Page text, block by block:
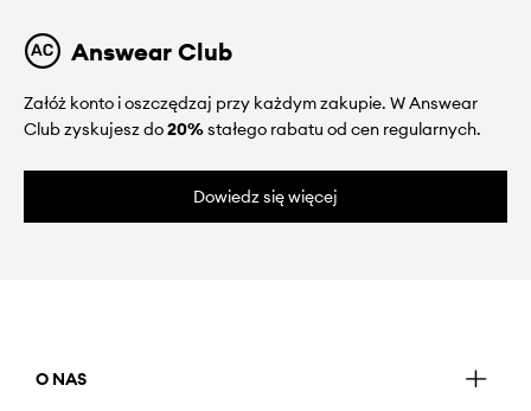
Answear Club
Załóż konto i oszczędzaj przy każdym zakupie. W Answear
Club zyskujesz do20%stałego rabatu od cen regularnych.
Dowiedz się więcej
O NAS